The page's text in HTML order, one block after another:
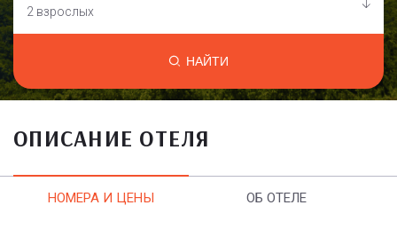
2 взрослых
НАЙТИ
ОПИСАНИЕ ОТЕЛЯ
НОМЕРА И ЦЕНЫ ОБ ОТЕЛЕ